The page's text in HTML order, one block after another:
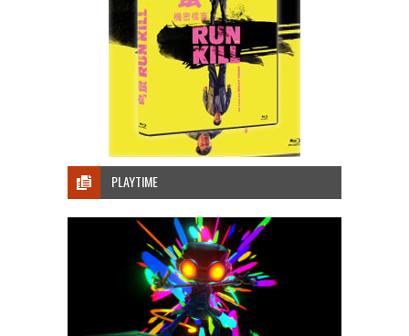
PLAYTIME